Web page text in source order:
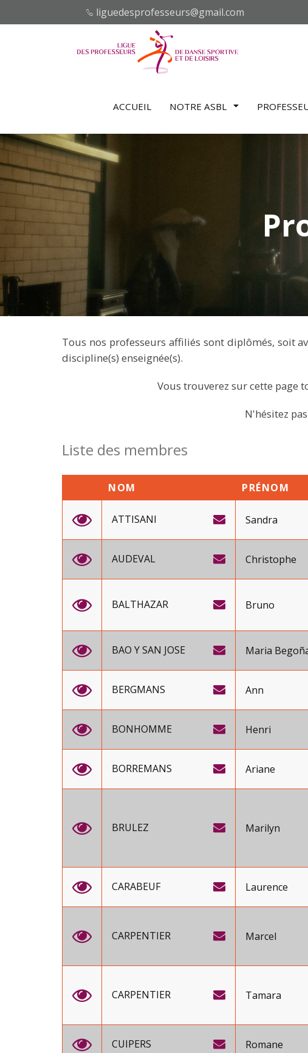
liguedesprofesseurs@gmail.com
ACCUEIL NOTRE ASBL
Tous nos professeurs affiliés sont diplômés, soit
discipline(s) enseignée(s).
Vous trouverez sur cette page
N'hésitez
Liste des membres
NOM PRÉNOM
ATTISANI Sandra
AUDEVAL Christophe
BALTHAZAR Bruno
BAO Y SAN JOSE Maria
BERGMANS Ann
BONHOMME Henri
BORREMANS Ariane
BRULEZ Marilyn
CARABEUF Laurence
CARPENTIER Marcel
CARPENTIER Tamara
CUIPERS Romane